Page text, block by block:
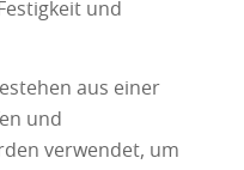
und
aus einer
und
verwendet, um